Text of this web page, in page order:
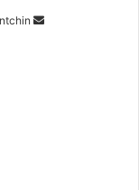
Envoyer